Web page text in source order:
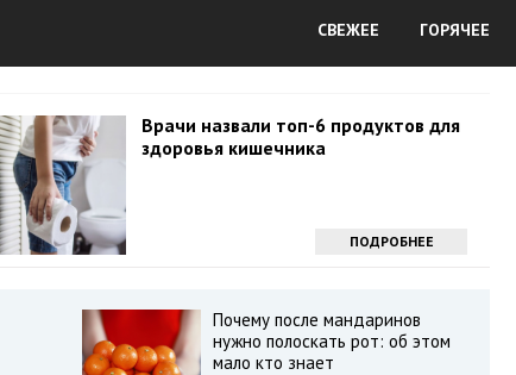
СВЕЖЕЕ ГОРЯЧЕЕ
Врачи назвали топ-6 продуктов для
здоровья кишечника
ПОДРОБНЕЕ
Почему после мандаринов
нужно полоскать рот: об этом
мало кто знает